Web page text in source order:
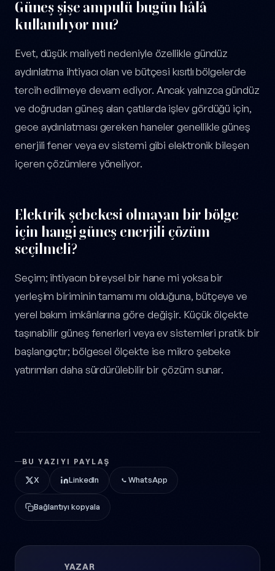
Güneş şişe ampulü bugün hâlâ
kullanılıyor mu?
Evet, düşük maliyeti nedeniyle özellikle gündüz
aydınlatma ihtiyacı olan ve bütçesi kısıtlı bölgelerde
tercih edilmeye devam ediyor. Ancak yalnızca gündüz
ve doğrudan güneş alan çatılarda işlev gördüğü için,
gece aydınlatması gereken haneler genellikle güneş
enerjili fener veya ev sistemi gibi elektronik bileşen
içeren çözümlere yöneliyor.
Elektrik şebekesi olmayan bir bölge
için hangi güneş enerjili çözüm
seçilmeli?
Seçim; ihtiyacın bireysel bir hane mi yoksa bir
yerleşim biriminin tamamı mı olduğuna, bütçeye ve
yerel bakım imkânlarına göre değişir. Küçük ölçekte
taşınabilir güneş fenerleri veya ev sistemleri pratik bir
başlangıçtır; bölgesel ölçekte ise mikro şebeke
yatırımları daha sürdürülebilir bir çözüm sunar.
BU YAZIYI PAYLAŞ
X LinkedIn WhatsApp
Bağlantıyı kopyala
YAZAR